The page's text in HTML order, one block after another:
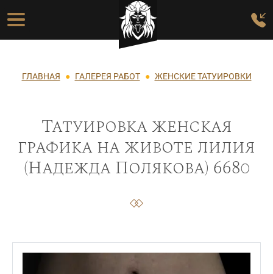
Перейти к основному содержанию
Основная навигация
Строка навигации
ГЛАВНАЯ ГАЛЕРЕЯ РАБОТ ЖЕНСКИЕ ТАТУИРОВКИ
Татуировка женская
графика на животе лилия
(Надежда Полякова) 6680